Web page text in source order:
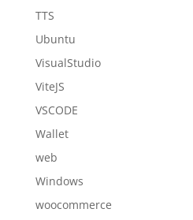
TTS
Ubuntu
VisualStudio
ViteJS
VSCODE
Wallet
web
Windows
woocommerce